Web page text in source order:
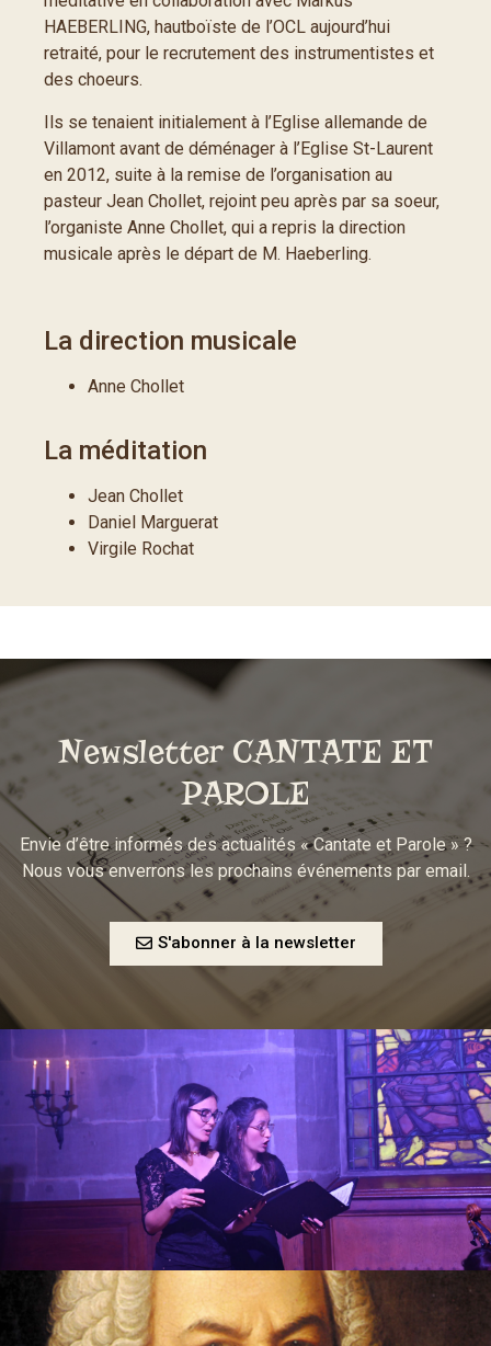
HAEBERLING, hautboïste de l’OCL aujourd’hui
retraité, pour le recrutement des instrumentistes et
des choeurs.
Ils se tenaient initialement à l’Eglise allemande de
Villamont avant de déménager à l’Eglise St-Laurent
en 2012, suite à la remise de l’organisation au
pasteur Jean Chollet, rejoint peu après par sa soeur,
l’organiste Anne Chollet, qui a repris la direction
musicale après le départ de M. Haeberling.
La direction musicale
Anne Chollet
La méditation
Jean Chollet
Daniel Marguerat
Virgile Rochat
Newsletter CANTATE ET
PAROLE
Envie d’être informés des actualités « Cantate et Parole » ?
Nous vous enverrons les prochains événements par email.
S'abonner à la newsletter